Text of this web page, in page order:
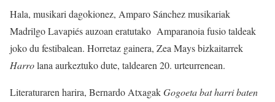
Hala, musikari dagokionez, Amparo Sánchez musikariak
Madrilgo Lavapiés auzoan eratutako Amparanoia fusio taldeak
joko du festibalean. Horretaz gainera, Zea Mays bizkaitarrek
Harrolana aurkeztuko dute, taldearen 20. urteurrenean.
Literaturaren harira, Bernardo AtxagakGogoeta bat harri baten